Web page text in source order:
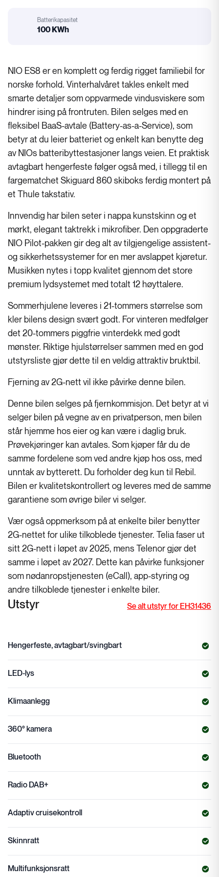
Batterikapasitet
100 KWh
NIO ES8 er en komplett og ferdig rigget familiebil for
norske forhold. Vinterhalvåret takles enkelt med
smarte detaljer som oppvarmede vindusviskere som
hindrer ising på frontruten. Bilen selges med en
fleksibel BaaS-avtale (Battery-as-a-Service), som
betyr at du leier batteriet og enkelt kan benytte deg
av NIOs batteribyttestasjoner langs veien. Et praktisk
avtagbart hengerfeste følger også med, i tillegg til en
fargematchet Skiguard 860 skiboks ferdig montert på
et Thule takstativ.
Innvendig har bilen seter i nappa kunstskinn og et
mørkt, elegant taktrekk i mikrofiber. Den oppgraderte
NIO Pilot-pakken gir deg alt av tilgjengelige assistent-
og sikkerhetssystemer for en mer avslappet kjøretur.
Musikken nytes i topp kvalitet gjennom det store
premium lydsystemet med totalt 12 høyttalere.
Sommerhjulene leveres i 21-tommers størrelse som
kler bilens design svært godt. For vinteren medfølger
det 20-tommers piggfrie vinterdekk med godt
mønster. Riktige hjulstørrelser sammen med en god
utstyrsliste gjør dette til en veldig attraktiv bruktbil.
Fjerning av 2G-nett vil ikke påvirke denne bilen.
Denne bilen selges på fjernkommisjon. Det betyr at vi
selger bilen på vegne av en privatperson, men bilen
står hjemme hos eier og kan være i daglig bruk.
Prøvekjøringer kan avtales. Som kjøper får du de
samme fordelene som ved andre kjøp hos oss, med
unntak av bytterett. Du forholder deg kun til Rebil.
Bilen er kvalitetskontrollert og leveres med de samme
garantiene som øvrige biler vi selger.
Vær også oppmerksom på at enkelte biler benytter
2G-nettet for ulike tilkoblede tjenester. Telia faser ut
sitt 2G-nett i løpet av 2025, mens Telenor gjør det
samme i løpet av 2027. Dette kan påvirke funksjoner
som nødanropstjenesten (eCall), app-styring og
andre tilkoblede tjenester i enkelte biler.
Utstyr Se alt utstyr for EH31436
Hengerfeste, avtagbart/svingbart
LED-lys
Klimaanlegg
360° kamera
Bluetooth
Radio DAB+
Adaptiv cruisekontroll
Skinnratt
Multifunksjonsratt